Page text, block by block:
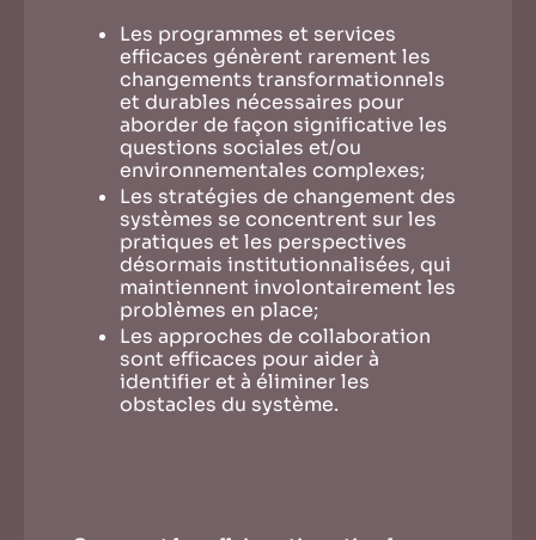
Les programmes et services
efficaces génèrent rarement les
changements transformationnels
et durables nécessaires pour
aborder de façon significative les
questions sociales et/ou
environnementales complexes;
Les stratégies de changement des
systèmes se concentrent sur les
pratiques et les perspectives
désormais institutionnalisées, qui
maintiennent involontairement les
problèmes en place;
Les approches de collaboration
sont efficaces pour aider à
identifier et à éliminer les
obstacles du système.